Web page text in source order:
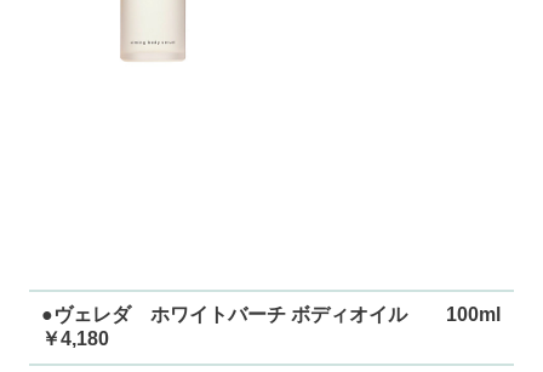
●ヴェレダ ホワイトバーチ ボディオイル 100ml
￥4,180